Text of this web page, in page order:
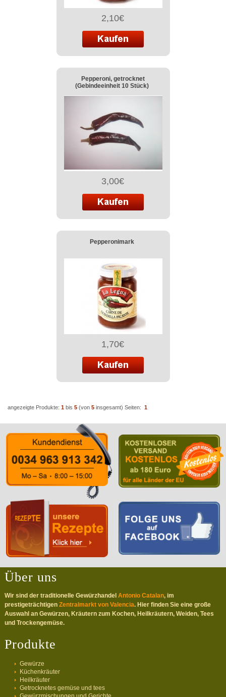
2,10€
Pepperoni, getrocknet
(Gebindeeinheit 10 Stück)
3,00€
Pepperonimark
1,70€
angezeigte Produkte: 1 bis 5 (von 5 insgesamt) Seiten: 1
Über uns
Wir sind der traditionelle Gewürzhandel Antonio Catalan, im
prestigeträchtigen Zentralmarkt von Valencia. Hier finden Sie eine große
Auswahl an Gewürzen, Kräutern zum Kochen, Heilkräutern, Weiden, Tees
und Trockengemüse.
Produkte
Gewürze
Küchenkräuter
Heilkräuter
Getrocknetes gemüse und tees